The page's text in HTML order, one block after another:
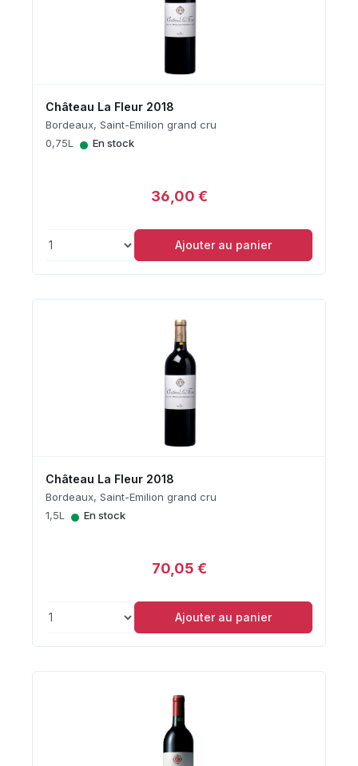
Château La Fleur 2018
Bordeaux, Saint-Emilion grand cru
0,75L
• En stock
36,00 €
Ajouter au panier
Château La Fleur 2018
Bordeaux, Saint-Emilion grand cru
1,5L
• En stock
70,05 €
Ajouter au panier